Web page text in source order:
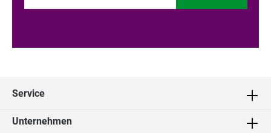
Service
Unternehmen